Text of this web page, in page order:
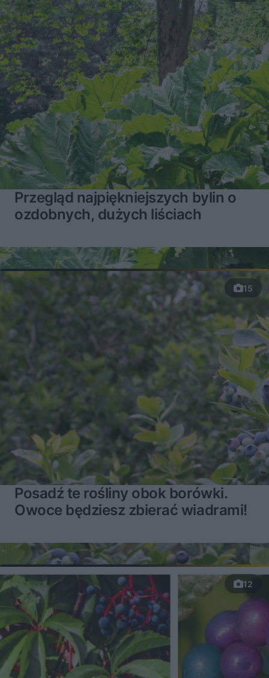
Przegląd najpiękniejszych bylin o
ozdobnych, dużych liściach
15
Posadź te rośliny obok borówki.
Owoce będziesz zbierać wiadrami!
12